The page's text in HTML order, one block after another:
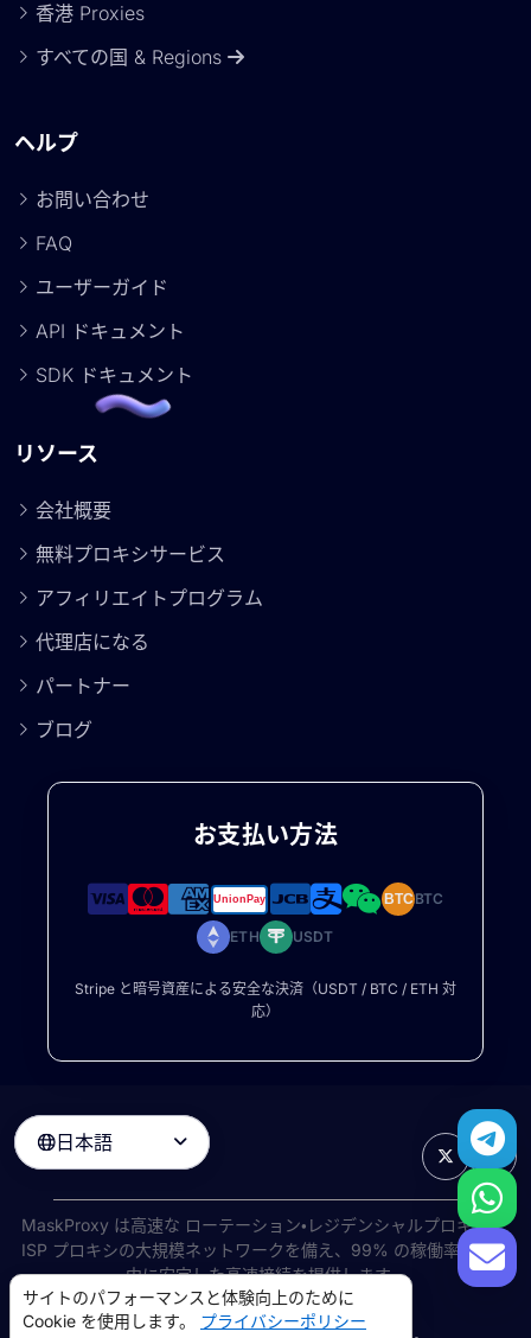
香港 Proxies
すべての国 & Regions
ヘルプ
お問い合わせ
FAQ
ユーザーガイド
API ドキュメント
SDK ドキュメント
リソース
会社概要
無料プロキシサービス
アフィリエイトプログラム
代理店になる
パートナー
ブログ
お支払い方法
BTCBTC
ETH USDT
Stripe と暗号資産による安全な決済（USDT / BTC / ETH 対
応）
日本語 
MaskProxy は高速な ローテーション・レジデンシャルプロキシと
ISP プロキシの大規模ネットワークを備え、99% の稼働率で世界
中に安定した高速接続を提供します。
©2026 AIWAY LIMITED. 無断転載を禁じます.
サイトのパフォーマンスと体験向上のために
Cookie を使用します。 プライバシーポリシー